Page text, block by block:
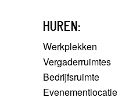
HUREN:
Werkplekken
Vergaderruimtes
Bedrijfsruimte
Evenementlocatie